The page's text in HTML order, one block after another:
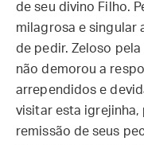
de seu divino Filho.
milagrosa e singular
de pedir. Zeloso
não demorou a
arrependidos e
visitar esta
remissão de seus